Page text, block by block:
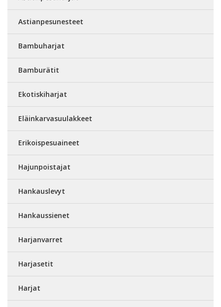
Astianpesunesteet
Bambuharjat
Bamburätit
Ekotiskiharjat
Eläinkarvasuulakkeet
Erikoispesuaineet
Hajunpoistajat
Hankauslevyt
Hankaussienet
Harjanvarret
Harjasetit
Harjat